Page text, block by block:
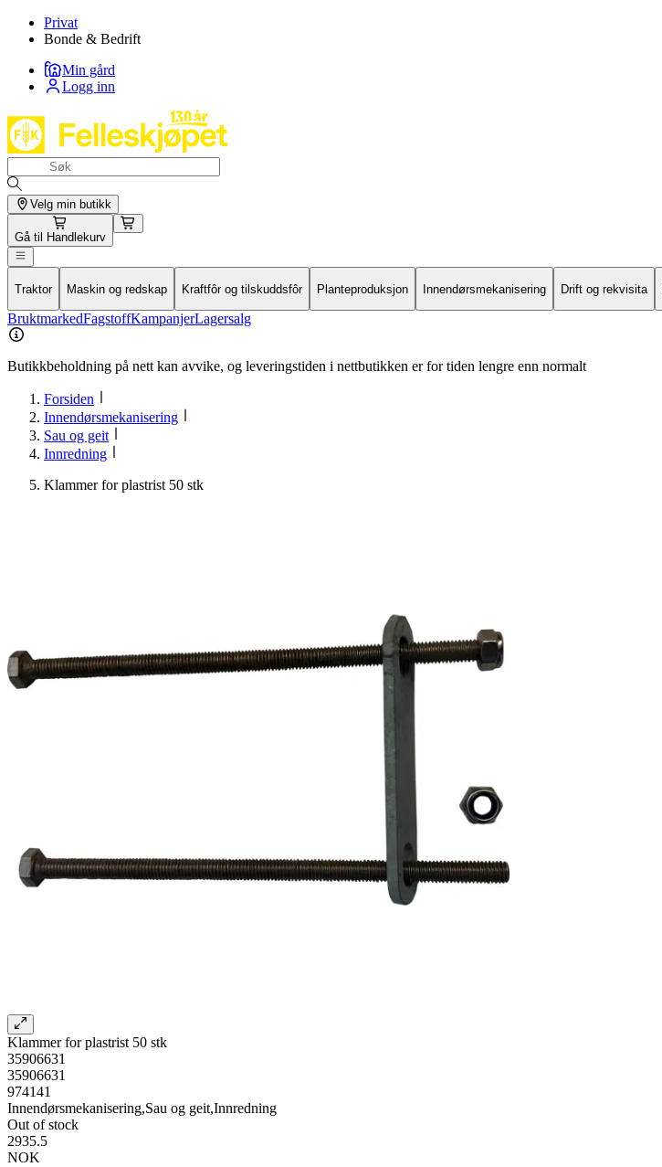
Privat
Bonde & Bedrift
Min gård
Logg inn
Velg min butikk
Gå til Handlekurv
Traktor Maskin og redskap Kraftfôr og tilskuddsfôr Planteproduksjon Innendørsmekanisering Drift og rekvisita
BruktmarkedFagstoffKampanjerLagersalg
Butikkbeholdning på nett kan avvike, og leveringstiden i nettbutikken er for tiden lengre enn normalt
Forsiden
Innendørsmekanisering
Sau og geit
Innredning
Klammer for plastrist 50 stk
Klammer for plastrist 50 stk
35906631
35906631
974141
Innendørsmekanisering,Sau og geit,Innredning
Out of stock
2935.5
NOK